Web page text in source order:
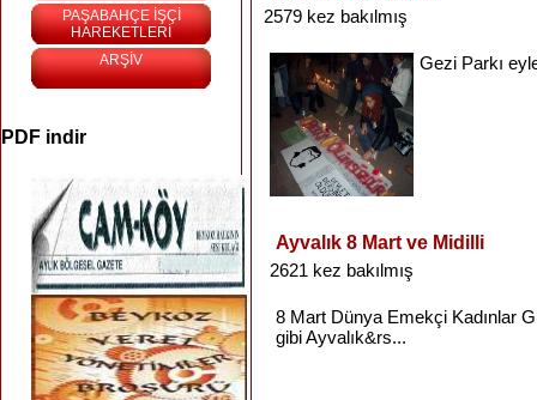
PAŞABAHÇE İŞÇİ
HAREKETLERİ
ARŞİV
PDF indir
2579 kez bakılmış
Gezi Parkı
Ayvalık 8 Mart ve Midilli
2621 kez bakılmış
8 Mart Dünya Emekçi Kadınlar
gibiAyvalık&rs...